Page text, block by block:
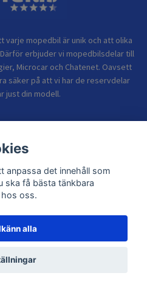
varje mopedbil är unik och att olika
erbjuder vi mopedbilsdelar till
Microcar och Chatenet. Oavsett
säker på att vi har de reservdelar
just din modell.
FORDON
anpassa det innehåll som
ska få bästa tänkbara
hos oss.
alla